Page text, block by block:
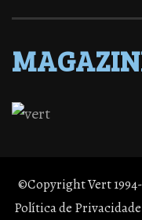
©Copyright Vert
Política de Privacidade